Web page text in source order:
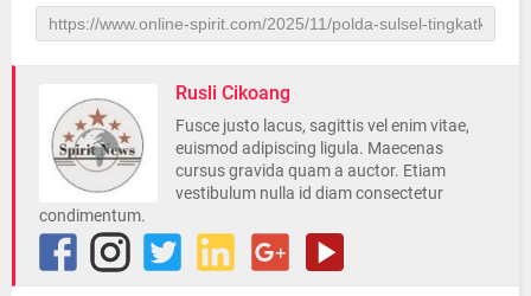
Rusli Cikoang
Fusce justo lacus, sagittis vel enim vitae,
euismod adipiscing ligula. Maecenas
cursus gravida quam a auctor. Etiam
vestibulum nulla id diam consectetur
condimentum.
Press